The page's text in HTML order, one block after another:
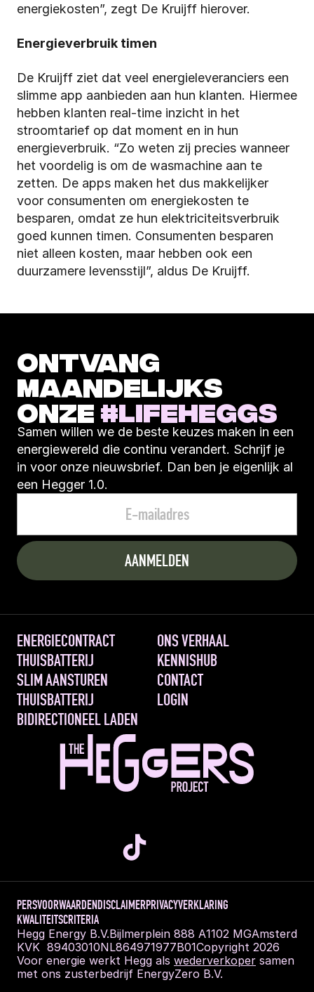
energiekosten”, zegt De Kruijff hierover.
Energieverbruik timen
De Kruijff ziet dat veel energieleveranciers een
slimme app aanbieden aan hun klanten. Hiermee
hebben klanten real-time inzicht in het
stroomtarief op dat moment en in hun
energieverbruik. “Zo weten zij precies wanneer
het voordelig is om de wasmachine aan te
zetten. De apps maken het dus makkelijker
voor consumenten om energiekosten te
besparen, omdat ze hun elektriciteitsverbruik
goed kunnen timen. Consumenten besparen
niet alleen kosten, maar hebben ook een
duurzamere levensstijl”, aldus De Kruijff.
ONTVANG
MAANDELIJKS
ONZE #LIFEHEGGS
Samen willen we de beste keuzes maken in een
energiewereld die continu verandert. Schrijf je
in voor onze nieuwsbrief. Dan ben je eigenlijk al
een Hegger 1.0.
ENERGIECONTRACT
THUISBATTERIJ
SLIM AANSTUREN
THUISBATTERIJ
BIDIRECTIONEEL LADEN
ONS VERHAAL
KENNISHUB
CONTACT
LOGIN
PERSVOORWAARDENDISCLAIMERPRIVACYVERKLARING
KWALITEITSCRITERIA
Hegg Energy B.V.Bijlmerplein 888 A1102 MGAmsterdam
KVK  89403010NL864971977B01Copyright 2026
Voor energie werkt Hegg als wederverkoper samen
met ons zusterbedrijf EnergyZero B.V.